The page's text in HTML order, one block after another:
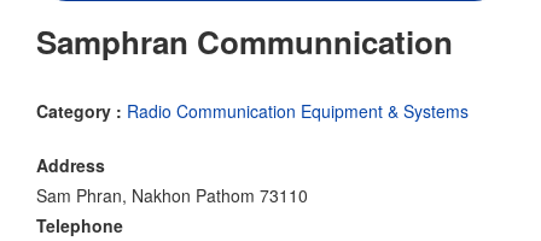
Samphran Communnication
Category : Radio Communication Equipment & Systems
Address
Sam Phran, Nakhon Pathom 73110
Telephone